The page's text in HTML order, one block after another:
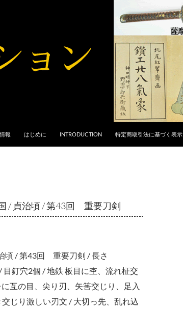
報 はじめに INTRODUCTION 特定商取引法に基づく表示
/ 貞治頃 / 第43回 重要刀剣
頃 / 第43回 重要刀剣 / 長さ
釘穴2個 / 地鉄 板目に杢、流れ柾交
互の目、尖り刃、矢筈交じり、足入
じり激しい刃文 / 大切っ先、乱れ込